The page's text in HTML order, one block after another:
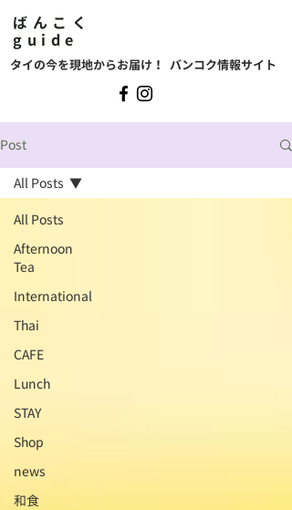
ばんこく
guide
タイの今を現地からお届け！ バンコク情報サイト
Post
All Posts
Afternoon
Tea
International
Thai
CAFE
Lunch
STAY
Shop
news
和食
All Posts